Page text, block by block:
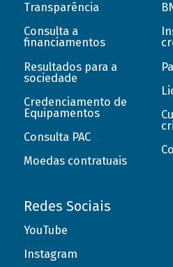
Transparência
Consulta a
financiamentos
Resultados para a
sociedade
Credenciamento de
Equipamentos
Consulta PAC
Moedas contratuais
Redes Sociais
YouTube
Instagram